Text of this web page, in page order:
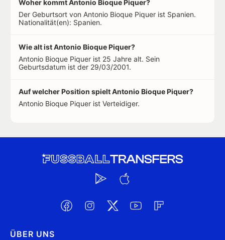
Woher kommt Antonio Bioque Piquer?
Der Geburtsort von Antonio Bioque Piquer ist Spanien.
Nationalität(en): Spanien.
Wie alt ist Antonio Bioque Piquer?
Antonio Bioque Piquer ist 25 Jahre alt. Sein
Geburtsdatum ist der 29/03/2001.
Auf welcher Position spielt Antonio Bioque Piquer?
Antonio Bioque Piquer ist Verteidiger.
ÜBER UNS